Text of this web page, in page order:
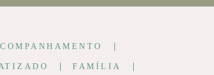
FAMÍLIA